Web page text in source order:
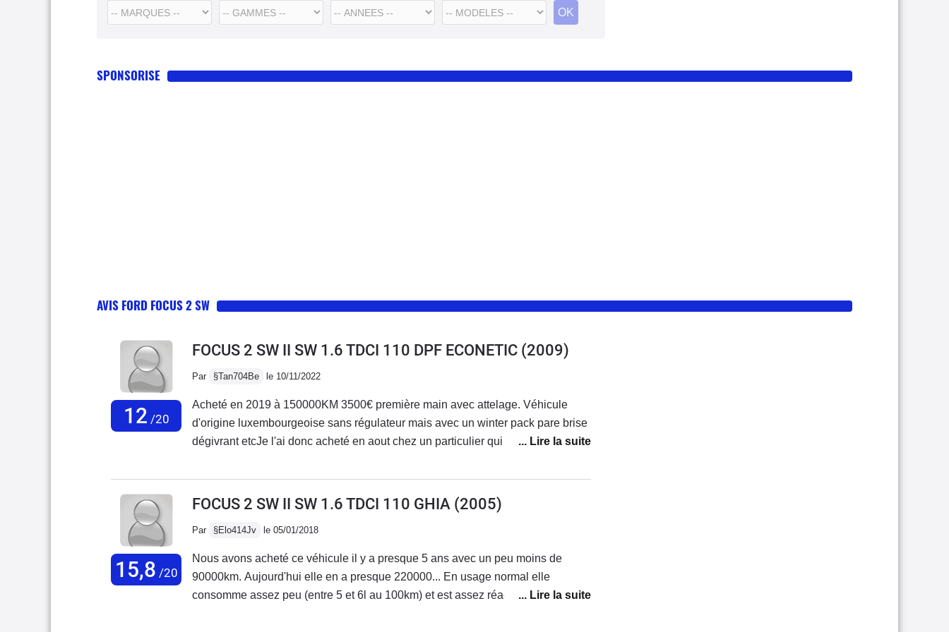
SPONSORISE
AVIS FORD FOCUS 2 SW
12 /20
FOCUS 2 SW II SW 1.6 TDCI 110 DPF ECONETIC (2009)
Par §Tan704Be le 10/11/2022
Acheté en 2019 à 150000KM 3500€ première main avec attelage. Véhicule
d'origine luxembourgeoise sans régulateur mais avec un winter pack pare brise
dégivrant etcJe l'ai donc acheté en aout chez un particulier qui possédait toutes
de chantier pour rénovation immobilière donc j'ai chargé, tracté, je savais à quoi
elle était destinée. Au final, après 25 mois de bon et loyaux services et après
39000KM, 2 vidanges, 4 pneus neufs été, un FAP, voilà que le turbo rend l'âme
avec 3 des injecteurs ("ah ben oui mais faut les resserer tous les 12000"). J'ai
fait une reprise en changeant de voiture et j'étais content de ce qu'on m'en a
proposé. Surpris par son comportement dans la neige, moins par sa fiabilité, je
ne m'étalerai pas sur ses qualités: coffre, angle de braquage, boite de vitesse,
15,8 /20
FOCUS 2 SW II SW 1.6 TDCI 110 GHIA (2005)
Par §Elo414Jv le 05/01/2018
Nous avons acheté ce véhicule il y a presque 5 ans avec un peu moins de
90000km. Aujourd'hui elle en a presque 220000... En usage normal elle
consomme assez peu (entre 5 et 6l au 100km) et est assez réactive à la pédale